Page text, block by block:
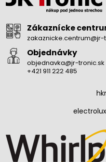
Zákaznícke
zakaznicke.centrum@jr-
Objednávky
objednavka@jr-tronic.sk
+421 911 222 485